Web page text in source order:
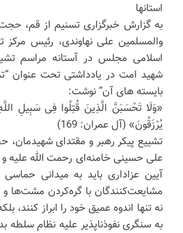
استانها
به گزارش خبرگزاری تسنیم از قم،
والمسلمین علی نهاوندی، رئیس مرکز
اسلامی مجلس در آستانه مراسم
شهید امت در یادداشتی تحت عنوان
بایسته های آن” نوشت:
«وَلَا تَحْسَبَنَّ الَّذِینَ قُتِلُوا فِی سَبِیلِ
یُرْزَقُونَ» (آل عمران: 169)
تشییع پیکر رهبر و مقتدای
علی حسینی خامنه‌ای رحمت الله علیه و
آیین عزاداری باید به میدانی
مشایعت‌کنندگان با گره‌کردن مشت‌ها و
نه تنها اندوه عمیق خود را ابراز کنند،
به سنگری نفوذناپذیر علیه نظام سلطه